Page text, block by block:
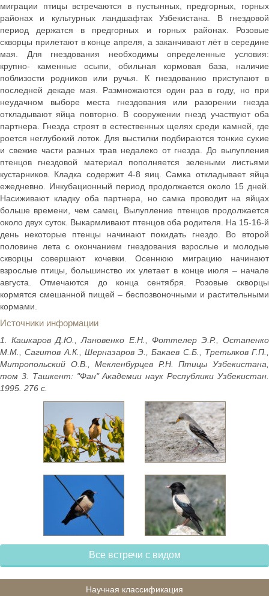
миграции птицы встречаются в пустынных, предгорных, горных
районах и культурных ландшафтах Узбекистана. В гнездовой
период держатся в предгорных и горных районах. Розовые
скворцы прилетают в конце апреля, а заканчивают лёт в середине
мая. Для гнездования необходимы определенные условия:
крупно- каменные осыпи, обильная кормовая база, наличие
поблизости родников или ручья. К гнездованию приступают в
последней декаде мая. Размножаются один раз в году, но при
неудачном выборе места гнездования или разорении гнезда
откладывают яйца повторно. В сооружении гнезд участвуют оба
партнера. Гнезда строят в естественных щелях среди камней, где
роется неглубокий лоток. Для выстилки подбираются тонкие сухие
и свежие части разных трав недалеко от гнезда. До вылупления
птенцов гнездовой материал пополняется зелеными листьями
кустарников. Кладка содержит 4-8 яиц. Самка откладывает яйца
ежедневно. Инкубационный период продолжается около 15 дней.
Насиживают кладку оба партнера, но самка проводит на яйцах
больше времени, чем самец. Вылупление птенцов продолжается
около двух суток. Выкармливают птенцов оба родителя. На 15-16-й
день некоторые птенцы начинают покидать гнездо. Во второй
половине лета с окончанием гнездования взрослые и молодые
скворцы совершают кочевки. Осеннюю миграцию начинают
взрослые птицы, большинство их улетает в конце июля – начале
августа. Отмечаются до конца сентября. Розовые скворцы
кормятся смешанной пищей – беспозвоночными и растительными
кормами.
Источники информации
1. Кашкаров Д.Ю., Лановенко Е.Н., Фоттелер Э.Р., Остапенко
М.М., Сагитов А.К., Шерназаров Э., Бакаев С.Б., Третьяков Г.П.,
Митропольский О.В., Мекленбурцев Р.Н. Птицы Узбекистана,
том 3. Ташкент: "Фан" Академии наук Республики Узбекистан.
1995. 276 с.
Все встречи с видом
Научная классификация